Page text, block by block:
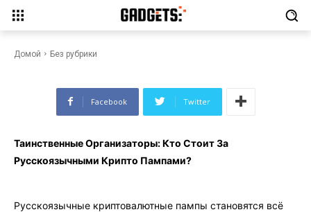
Домой Без рубрики
Кто Стоит За Русскоязычными
Facebook Twitter
Таинственные Организаторы: Кто Стоит За
Русскоязычными Крипто Пампами?
Русскоязычные криптовалютные пампы становятся всё